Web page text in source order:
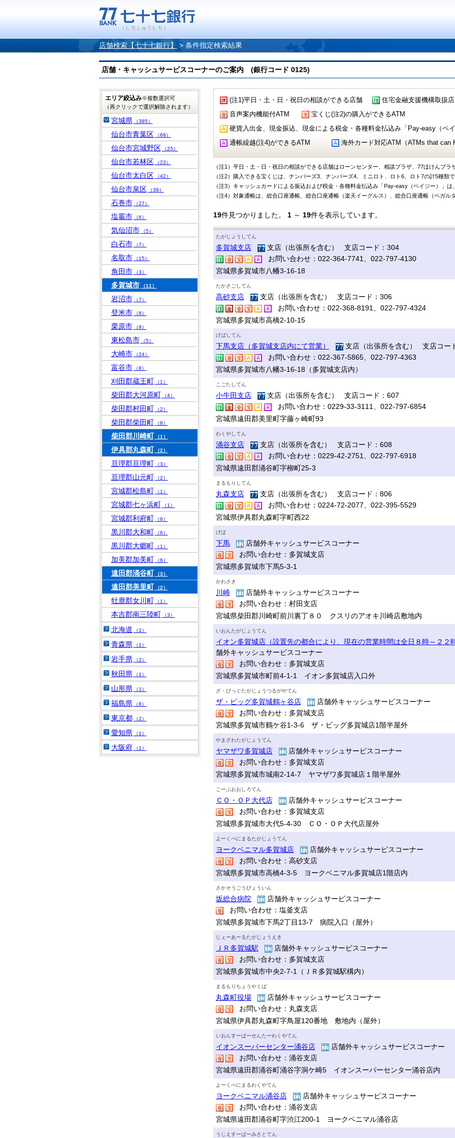
店舗検索【七十七銀行】 > 条件指定検索結果
店舗・キャッシュサービスコーナーのご案内 (銀行コード 0125)
(注1)平日・土・日・祝日の相談ができる店舗 住宅金融支援機構取扱店
音声案内機能付ATM
宝くじ(注2)の購入ができるATM
硬貨入出金、現金振込、現金による税金・各種料金払込み「Pay-easy（ペ
通帳繰越(注4)ができるATM
海外カード対応ATM（ATMs that can
（注1）平日・土・日・祝日の相談ができる店舗はローンセンター、相談プラザ、77ほけんプラ
（注2）購入できる宝くじは、ナンバーズ3、ナンバーズ4、ミニロト、ロト6、ロト7の計5種類で
（注3）キャッシュカードによる振込および税金・各種料金払込み「Pay-easy（ペイジー）」は
（注4）対象通帳は、総合口座通帳、総合口座通帳（楽天イーグルス）、総合口座通帳（ベガル
19件見つかりました。 1～ 19件を表示しています。
たがじょうしてん
多賀城支店
支店（出張所を含む） 支店コード：304
お問い合わせ：022-364-7741、022-797-4130
宮城県多賀城市八幡3-16-18
たかさごしてん
高砂支店
支店（出張所を含む） 支店コード：306
お問い合わせ：022-368-8191、022-797-4324
宮城県多賀城市高橋2-10-15
げばしてん
下馬支店（多賀城支店内にて営業）
支店（出張所を含む） 支店コー
お問い合わせ：022-367-5865、022-797-4363
宮城県多賀城市八幡3-16-18（多賀城支店内）
こごたしてん
小牛田支店
支店（出張所を含む） 支店コード：607
お問い合わせ：0229-33-3111、022-797-6854
宮城県遠田郡美里町字藤ヶ崎町93
わくやしてん
涌谷支店
支店（出張所を含む） 支店コード：608
お問い合わせ：0229-42-2751、022-797-6918
宮城県遠田郡涌谷町字柳町25-3
まるもりしてん
丸森支店
支店（出張所を含む） 支店コード：806
お問い合わせ：0224-72-2077、022-395-5529
宮城県伊具郡丸森町字町西22
げば
下馬
店舗外キャッシュサービスコーナー
お問い合わせ：多賀城支店
宮城県多賀城市下馬5-3-1
かわさき
川崎
店舗外キャッシュサービスコーナー
お問い合わせ：村田支店
宮城県柴田郡川崎町前川裏丁８０ クスリのアオキ川崎店敷地内
いおんたがじょうてん
イオン多賀城店（設置先の都合により、現在の営業時間は全日８時～２２
舗外キャッシュサービスコーナー
お問い合わせ：多賀城支店
宮城県多賀城市町前4-1-1 イオン多賀城店入口外
ざ・びっぐたがじょうつるがやてん
ザ・ビッグ多賀城鶴ヶ谷店
店舗外キャッシュサービスコーナー
お問い合わせ：多賀城支店
宮城県多賀城市鶴ケ谷1-3-6 ザ・ビッグ多賀城店1階半屋外
やまざわたがじょうてん
ヤマザワ多賀城店
店舗外キャッシュサービスコーナー
お問い合わせ：多賀城支店
宮城県多賀城市城南2-14-7 ヤマザワ多賀城店１階半屋外
こーぷおおしろてん
ＣＯ・ＯＰ大代店
店舗外キャッシュサービスコーナー
お問い合わせ：多賀城支店
宮城県多賀城市大代5-4-30 ＣＯ・ＯＰ大代店屋外
よーくべにまるたがじょうてん
ヨークベニマル多賀城店
店舗外キャッシュサービスコーナー
お問い合わせ：高砂支店
宮城県多賀城市高橋4-3-5 ヨークベニマル多賀城店1階店内
さかそうごうびょういん
坂総合病院
店舗外キャッシュサービスコーナー
お問い合わせ：塩釜支店
宮城県多賀城市下馬2丁目13-7 病院入口（屋外）
じぇーあーるたがじょうえき
ＪＲ多賀城駅
店舗外キャッシュサービスコーナー
お問い合わせ：多賀城支店
宮城県多賀城市中央2-7-1（ＪＲ多賀城駅構内）
まるもりちょうやくば
丸森町役場
店舗外キャッシュサービスコーナー
お問い合わせ：丸森支店
宮城県伊具郡丸森町字鳥屋120番地 敷地内（屋外）
いおんすーぱーせんたーわくやてん
イオンスーパーセンター涌谷店
店舗外キャッシュサービスコーナー
お問い合わせ：涌谷支店
宮城県遠田郡涌谷町涌谷字洞ケ崎5 イオンスーパーセンター涌谷店内
よーくべにまるわくやてん
ヨークベニマル涌谷店
店舗外キャッシュサービスコーナー
お問い合わせ：涌谷支店
宮城県遠田郡涌谷町字渋江200-1 ヨークベニマル涌谷店
うじえすーぱーみさとてん
エリア絞込み※複数選択可
（再クリックで選択解除されます）
宮城県 （385）
仙台市青葉区 （68）
仙台市宮城野区 （25）
仙台市若林区 （23）
仙台市太白区 （42）
仙台市泉区 （39）
石巻市 （27）
塩竈市 （6）
気仙沼市 （5）
白石市 （7）
名取市 （15）
角田市 （3）
多賀城市 （11）
岩沼市 （7）
登米市 （8）
栗原市 （9）
東松島市 （5）
大崎市 （24）
富谷市 （8）
刈田郡蔵王町 （1）
柴田郡大河原町 （4）
柴田郡村田町 （2）
柴田郡柴田町 （8）
柴田郡川崎町 （1）
伊具郡丸森町 （2）
亘理郡亘理町 （3）
亘理郡山元町 （2）
宮城郡松島町 （1）
宮城郡七ヶ浜町 （1）
宮城郡利府町 （6）
黒川郡大和町 （6）
黒川郡大郷町 （1）
加美郡加美町 （6）
遠田郡涌谷町 （3）
遠田郡美里町 （2）
牡鹿郡女川町 （1）
本吉郡南三陸町 （3）
北海道 （1）
青森県 （1）
岩手県 （2）
秋田県 （1）
山形県 （1）
福島県 （8）
東京都 （2）
愛知県 （1）
大阪府 （1）